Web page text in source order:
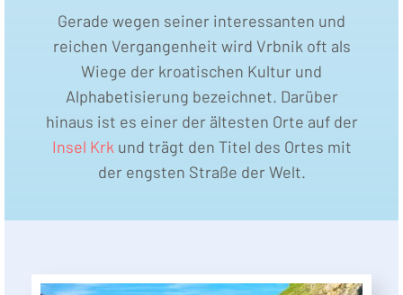
Gerade wegen seiner interessanten und
reichen Vergangenheit wird Vrbnik oft als
Wiege der kroatischen Kultur und
Alphabetisierung bezeichnet. Darüber
hinaus ist es einer der ältesten Orte auf der
Insel Krk und trägt den Titel des Ortes mit
der engsten Straße der Welt.